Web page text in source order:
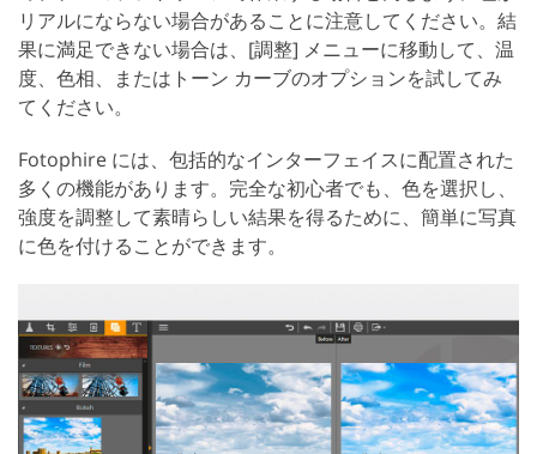
リアルにならない場合があることに注意してください。結
果に満足できない場合は、[調整] メニューに移動して、温
度、色相、またはトーン カーブのオプションを試してみ
てください。
Fotophire には、包括的なインターフェイスに配置された
多くの機能があります。完全な初心者でも、色を選択し、
強度を調整して素晴らしい結果を得るために、簡単に写真
に色を付けることができます。